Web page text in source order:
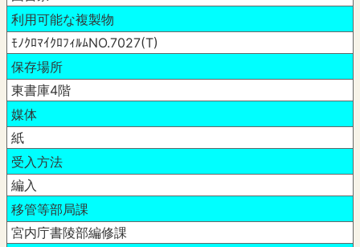
利用可能な複製物
ﾓﾉｸﾛﾏｲｸﾛﾌｨﾙﾑNO.7027(T)
保存場所
東書庫4階
媒体
紙
受入方法
編入
移管等部局課
宮内庁書陵部編修課